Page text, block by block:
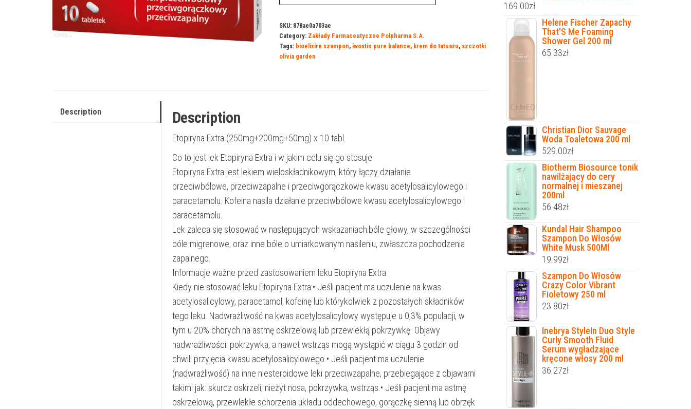
SKU: 878ae0a703ae
Category: Zakłady Farmaceutyczne Polpharma S.A.
Tags: bioelixire szampon, iwostin pure balance, krem do tatuażu, szczotki
olivia garden
Description Description
Etopiryna Extra (250mg+200mg+50mg) x 10 tabl.
Co to jest lek Etopiryna Extra i w jakim celu się go stosuje
Etopiryna Extra jest lekiem wieloskładnikowym, który łączy działanie
przeciwbólowe, przeciwzapalne i przeciwgorączkowe kwasu acetylosalicylowego i
paracetamolu. Kofeina nasila działanie przeciwbólowe kwasu acetylosalicylowego i
paracetamolu.
Lek zaleca się stosować w następujących wskazaniach:bóle głowy, w szczególności
bóle migrenowe, oraz inne bóle o umiarkowanym nasileniu, zwłaszcza pochodzenia
zapalnego.
Informacje ważne przed zastosowaniem leku Etopiryna Extra
Kiedy nie stosować leku Etopiryna Extra:• Jeśli pacjent ma uczulenie na kwas
acetylosalicylowy, paracetamol, kofeinę lub którykolwiek z pozostałych składników
tego leku. Nadwrażliwość na kwas acetylosalicylowy występuje u 0,3% populacji, w
tym u 20% chorych na astmę oskrzelową lub przewlekłą pokrzywkę. Objawy
nadwrażliwości: pokrzywka, a nawet wstrząs mogą wystąpić w ciągu 3 godzin od
chwili przyjęcia kwasu acetylosalicylowego.• Jeśli pacjent ma uczulenie
(nadwrażliwość) na inne niesteroidowe leki przeciwzapalne, przebiegające z objawami
takimi jak: skurcz oskrzeli, nieżyt nosa, pokrzywka, wstrząs.• Jeśli pacjent ma astmę
oskrzelową, przewlekłe schorzenia układu oddechowego, gorączkę sienną lub obrzęk
169.00zł
Helene Fischer Zapachy
That'S Me Foaming
Shower Gel 200 ml
65.33zł
Christian Dior Sauvage
Woda Toaletowa 200 ml
529.00zł
Biotherm Biosource tonik
nawilżający do cery
normalnej i mieszanej
200ml
56.48zł
Kundal Hair Shampoo
Szampon Do Włosów
White Musk 500Ml
19.99zł
Szampon Do Włosów
Crazy Color Vibrant
Fioletowy 250 ml
23.80zł
Inebrya StyleIn Duo Style
Curly Smooth Fluid
Serum wygładzające
kręcone włosy 200 ml
36.27zł